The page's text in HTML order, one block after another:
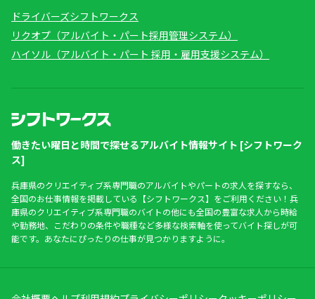
ドライバーズシフトワークス
リクオプ（アルバイト・パート採用管理システム）
ハイソル（アルバイト・パート 採用・雇用支援システム）
働きたい曜日と時間で探せるアルバイト情報サイト [シフトワーク
ス]
兵庫県のクリエイティブ系専門職のアルバイトやパートの求人を探すなら、
全国のお仕事情報を掲載している【シフトワークス】をご利用ください！兵
庫県のクリエイティブ系専門職のバイトの他にも全国の豊富な求人から時給
や勤務地、こだわりの条件や職種など多様な検索軸を使ってバイト探しが可
能です。あなたにぴったりの仕事が見つかりますように。